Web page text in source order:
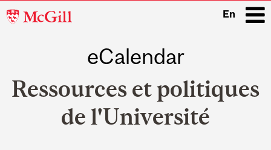
McGill
En
eCalendar
Ressources et politiques
de l'Université